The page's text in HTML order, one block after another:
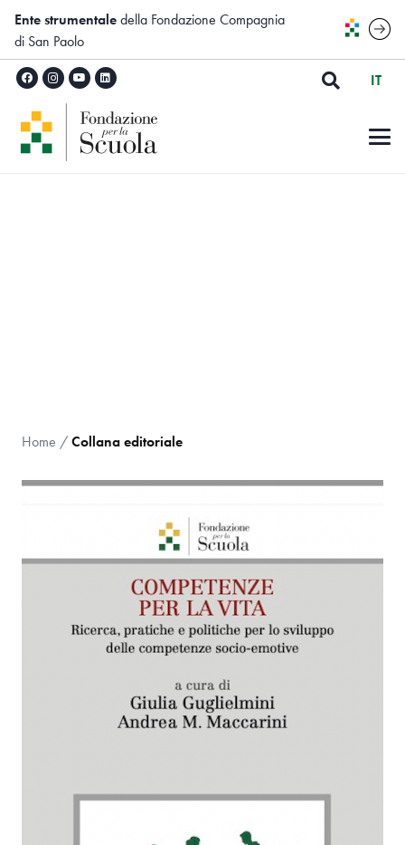
Ente strumentaledella Fondazione Compagnia
di San Paolo
Home /Collana editoriale